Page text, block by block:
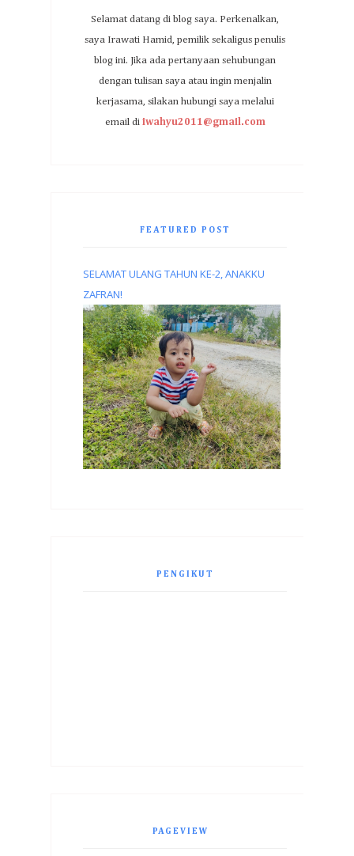
Selamat datang di blog saya. Perkenalkan,
saya Irawati Hamid, pemilik sekaligus penulis
blog ini. Jika ada pertanyaan sehubungan
dengan tulisan saya atau ingin menjalin
kerjasama, silakan hubungi saya melalui
email di iwahyu2011@gmail.com
FEATURED POST
SELAMAT ULANG TAHUN KE-2, ANAKKU
ZAFRAN!
PENGIKUT
PAGEVIEW